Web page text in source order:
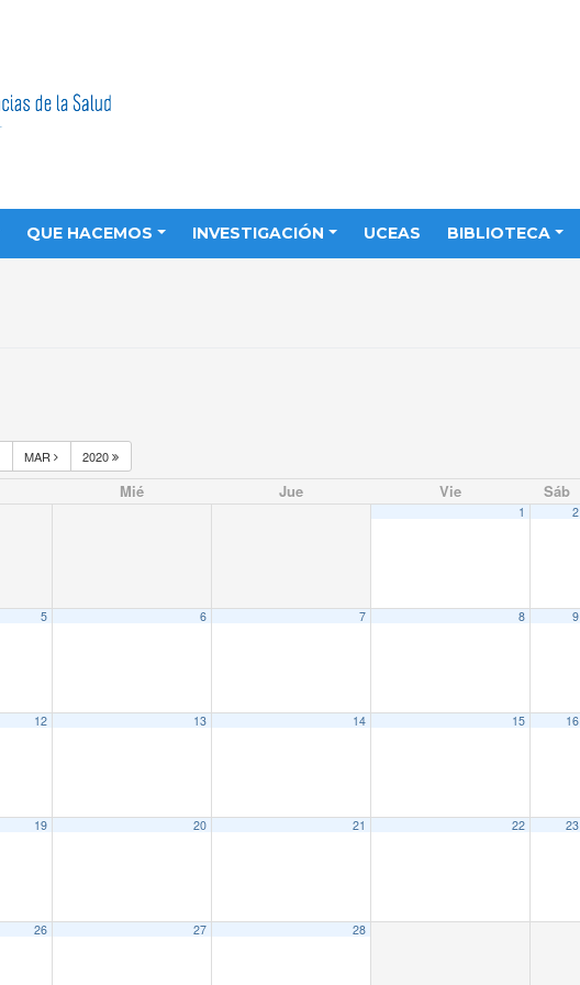
QUE HACEMOS INVESTIGACIÓN UCEAS BIBLIOTECA
MAR 2020
Mié Jue Vie Sáb
1 2
5 6 7 8 9
12 13 14 15 16
19 20 21 22 23
26 27 28